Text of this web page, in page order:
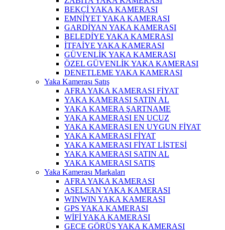
BEKÇİ YAKA KAMERASI
EMNİYET YAKA KAMERASI
GARDİYAN YAKA KAMERASI
BELEDİYE YAKA KAMERASI
İTFAİYE YAKA KAMERASI
GÜVENLİK YAKA KAMERASI
ÖZEL GÜVENLİK YAKA KAMERASI
DENETLEME YAKA KAMERASI
Yaka Kamerası Satış
AFRA YAKA KAMERASI FİYAT
YAKA KAMERASI SATIN AL
YAKA KAMERA ŞARTNAME
YAKA KAMERASI EN UCUZ
YAKA KAMERASI EN UYGUN FİYAT
YAKA KAMERASI FİYAT
YAKA KAMERASI FİYAT LİSTESİ
YAKA KAMERASI SATIN AL
YAKA KAMERASI SATIŞ
Yaka Kamerası Markaları
AFRA YAKA KAMERASI
ASELSAN YAKA KAMERASI
WINWIN YAKA KAMERASI
GPS YAKA KAMERASI
WİFİ YAKA KAMERASI
GECE GÖRÜŞ YAKA KAMERASI